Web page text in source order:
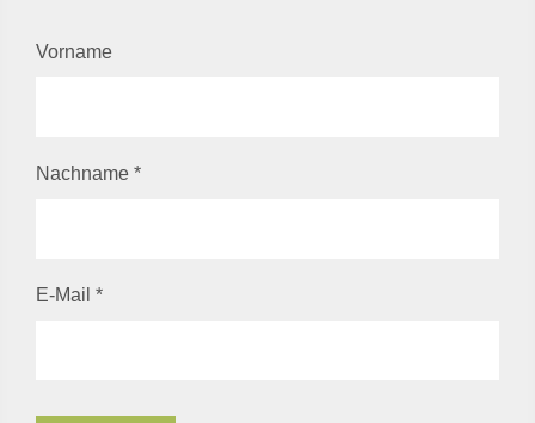
Vorname
Nachname *
E-Mail *